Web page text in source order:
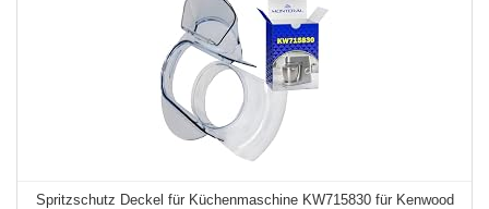
Spritzschutz Deckel für Küchenmaschine KW715830 für Kenwood